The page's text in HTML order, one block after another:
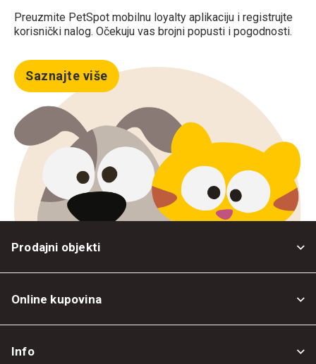
Preuzmite PetSpot mobilnu loyalty aplikaciju i registrujte
korisnički nalog. Očekuju vas brojni popusti i pogodnosti.
Saznajte više
Prodajni objekti
Online kupovina
Info